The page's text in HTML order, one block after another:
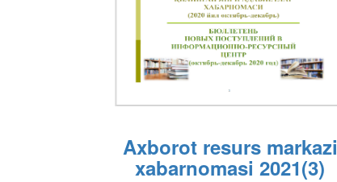
Axborot resurs markazi
xabarnomasi 2021(3)